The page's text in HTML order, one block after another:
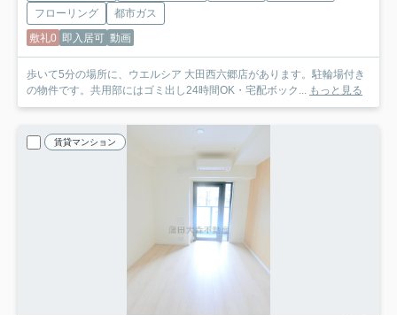
フローリング
都市ガス
敷礼0 即入居可 動画
歩いて5分の場所に、ウエルシア 大田西六郷店があります。駐輪場付き
の物件です。共用部にはゴミ出し24時間OK・宅配ボック...
もっと見る
賃貸マンション